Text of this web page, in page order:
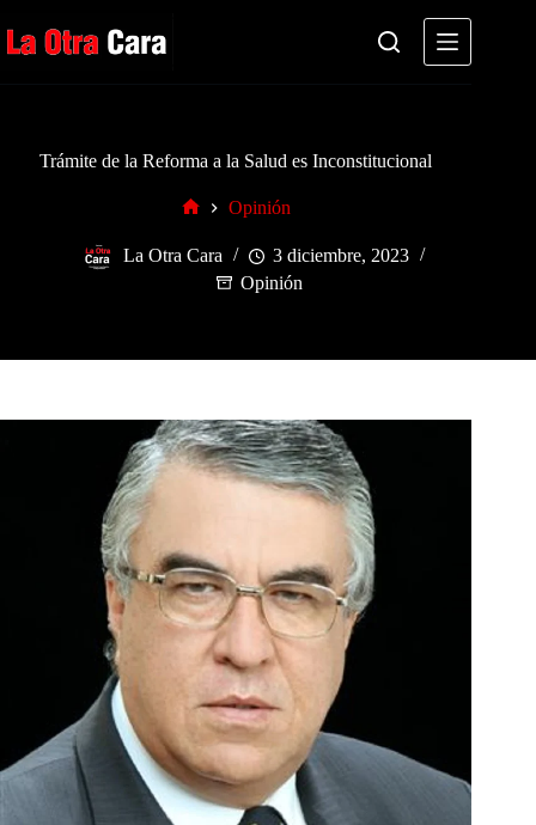
al
contenido
Trámite de la Reforma a la Salud es Inconstitucional
Opinión
La Otra Cara
3 diciembre, 2023
Opinión